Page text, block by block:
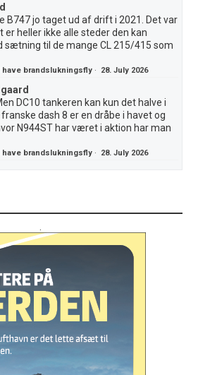
B747 jo taget ud af drift i 2021. Det var
er heller ikke alle steder den kan
sætning til de mange CL 215/415 som
brandslukningsfly · 28. July 2026
DC10 tankeren kan kun det halve i
dash 8 er en dråbe i havet og
N944ST har været i aktion har man
brandslukningsfly · 28. July 2026